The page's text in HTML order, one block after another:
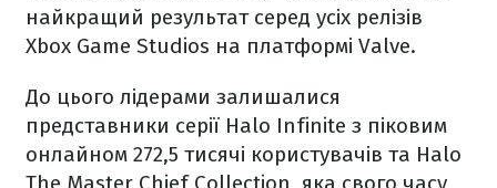
найкращий результат серед усіх релізів
Xbox Game Studios на платформі Valve.
До цього лідерами залишалися
представники серії Halo Infinite з піковим
онлайном 272,5 тисячі користувачів та Halo